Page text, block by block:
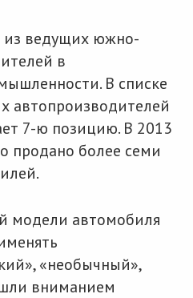
из ведущих южно-
в
В списке
автопроизводителей
7-ю позицию. В 2013
продано более семи
модели автомобиля
«необычный»,
вниманием